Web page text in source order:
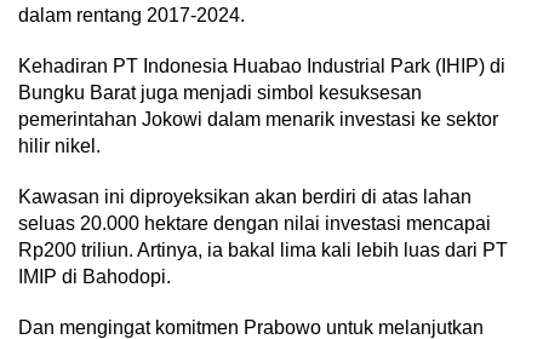
dalam rentang 2017-2024.
Kehadiran PT Indonesia Huabao Industrial Park (IHIP) di
Bungku Barat juga menjadi simbol kesuksesan
pemerintahan Jokowi dalam menarik investasi ke sektor
hilir nikel.
Kawasan ini diproyeksikan akan berdiri di atas lahan
seluas 20.000 hektare dengan nilai investasi mencapai
Rp200 triliun. Artinya, ia bakal lima kali lebih luas dari PT
IMIP di Bahodopi.
Dan mengingat komitmen Prabowo untuk melanjutkan